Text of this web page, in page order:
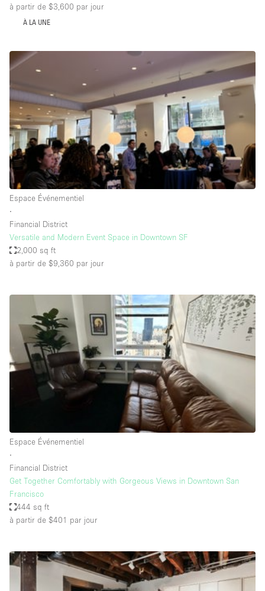
Bateau
Camion / Fourgon
Commerce
Container
Entrepôt / Espace Stockage / Box
Espace Atypique / Unique
Espace Publicitaire
Espace Événementiel
Galerie d'art
Lobby / Accueil
Maison / Villa / Hôtel Particulier
Restaurant / Bar / Café
Rooftop
Salle
Salon Beauté / Coiffure
Studio Photo / Tournage
Étal de Marché
Caractéristiques de l'espace
Accès aux handicapés
à partir de $3,600 par jour
À LA UNE
Espace Événementiel
∙
Financial District
Versatile and Modern Event Space in Downtown SF
2,000 sq ft
à partir de $9,360 par jour
Espace Événementiel
∙
Financial District
Get Together Comfortably with Gorgeous Views in Downtown San
Francisco
444 sq ft
à partir de $401 par jour